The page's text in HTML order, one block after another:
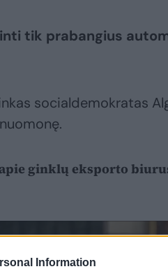
Information
tik prabangius
socialdemokratas
ginklų eksporto